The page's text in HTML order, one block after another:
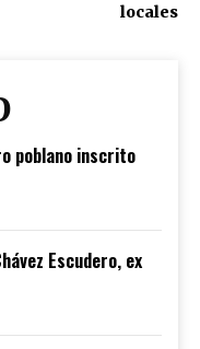
locales
poblano inscrito
Escudero, ex